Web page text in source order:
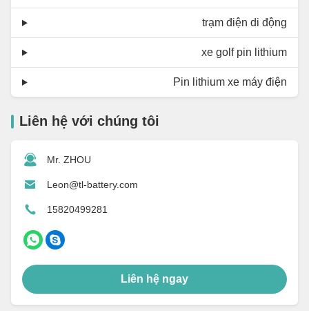
trạm điện di động
xe golf pin lithium
Pin lithium xe máy điện
Liên hệ với chúng tôi
Mr. ZHOU
Leon@tl-battery.com
15820499281
Liên hệ ngay